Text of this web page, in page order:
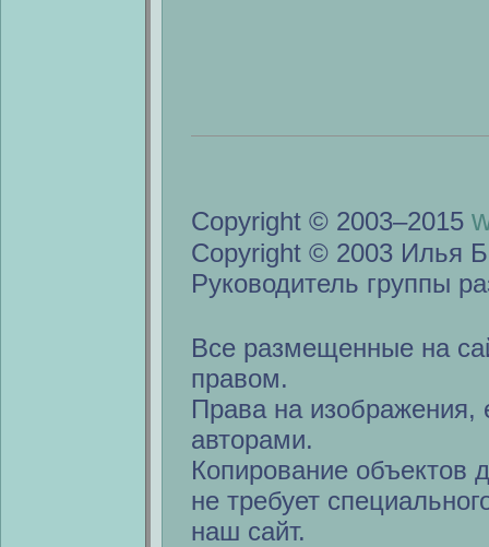
Copyright © 2003–2015
Copyright © 2003 Илья
Руководитель группы
Все размещенные на
правом.
Права на изображения,
авторами.
Копирование объектов
не требует
наш сайт.